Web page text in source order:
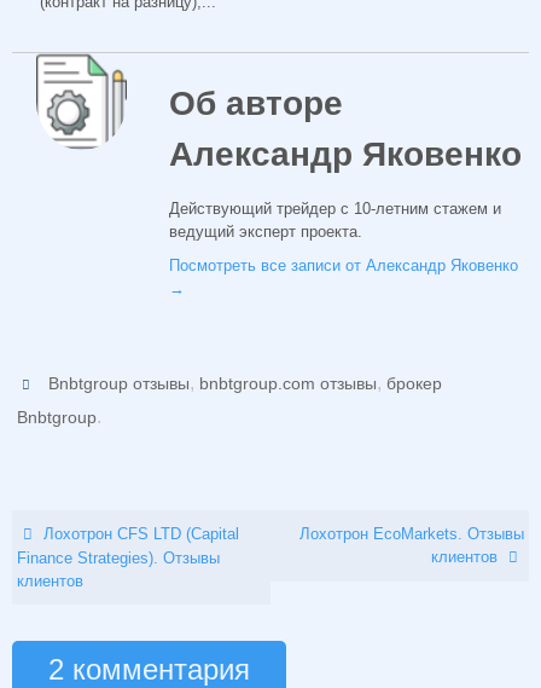
Об авторе
Александр Яковенко
Действующий трейдер с 10-летним стажем и
ведущий эксперт проекта.
Посмотреть все записи от Александр Яковенко
→
Bnbtgroup отзывы, bnbtgroup.com отзывы,брокер
Bnbtgroup.
Лохотрон CFS LTD (Capital
Finance Strategies). Отзывы
клиентов
Лохотрон EcoMarkets. Отзывы
клиентов
2 комментария